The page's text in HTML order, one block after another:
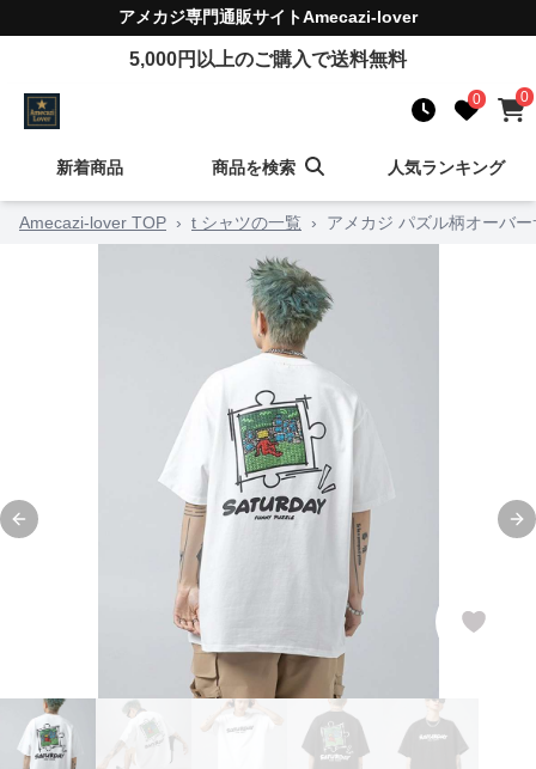
アメカジ専門通販サイトAmecazi-lover
5,000円以上のご購入で送料無料
0 0
新着商品 商品を検索 人気ランキング
Amecazi-lover TOP › t シャツの一覧 › アメカジ パズル柄オーバ
Previous slide